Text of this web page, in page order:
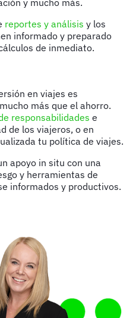
reportes y análisis y los
informado y preparado
de inmediato.
en viajes es
más que el ahorro.
responsabilidades e
de los viajeros, o en
tu política de viajes.
apoyo in situ con una
y herramientas de
informados y productivos.